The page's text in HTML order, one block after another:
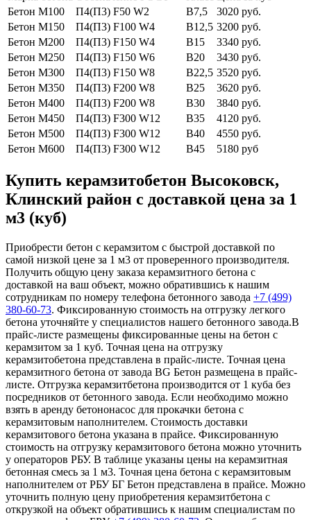
Бетон М100
П4(П3) F50 W2 В7,5
3020 руб.
Бетон М150
П4(П3) F100 W4 В12,5 3200 руб.
Бетон М200
П4(П3) F150 W4 В15
3340 руб.
Бетон М250
П4(П3) F150 W6 В20
3430 руб.
Бетон М300
П4(П3) F150 W8 В22,5 3520 руб.
Бетон М350
П4(П3) F200 W8 В25
3620 руб.
Бетон М400
П4(П3) F200 W8 В30
3840 руб.
Бетон М450
П4(П3) F300 W12 В35
4120 руб.
Бетон М500
П4(П3) F300 W12 В40
4550 руб.
Бетон М600
П4(П3) F300 W12 В45 5180 руб
Купить керамзитобетон Высоковск,
Клинский район с доставкой цена за 1
м3 (куб)
Приобрести бетон с керамзитом с быстрой доставкой по
самой низкой цене за 1 м3 от проверенного производителя.
Получить общую цену заказа керамзитного бетона с
доставкой на ваш объект, можно обратившись к нашим
сотрудникам по номеру телефона бетонного завода +7 (499)
380-60-73. Фиксированную стоимость на отгрузку легкого
бетона уточняйте у специалистов нашего бетонного завода.В
прайс-листе размещены фиксированные цены на бетон с
керамзитом за 1 куб. Точная цена на отгрузку
керамзитобетона представлена в прайс-листе. Точная цена
керамзитного бетона от завода BG Бетон размещена в прайс-
листе. Отгрузка керамзитбетона производится от 1 куба без
посредников от бетонного завода. Если необходимо можно
взять в аренду бетононасос для прокачки бетона с
керамзитовым наполнителем. Стоимость доставки
керамзитового бетона указана в прайсе. Фиксированную
стоимость на отгрузку керамзитового бетона можно уточнить
у операторов РБУ. В таблице указаны цены на керамзитная
бетонная смесь за 1 м3. Точная цена бетона с керамзитовым
наполнителем от РБУ БГ Бетон представлена в прайсе. Можно
уточнить полную цену приобретения керамзитбетона с
открузкой на объект обратившись к нашим специалистам по